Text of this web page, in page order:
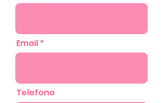
Email
Telefono